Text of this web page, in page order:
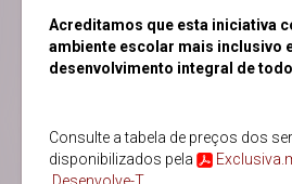
Acreditamos que esta iniciativa
ambiente escolar mais inclusivo
desenvolvimento integral de
Consulte a tabela de preços dos
disponibilizados pela